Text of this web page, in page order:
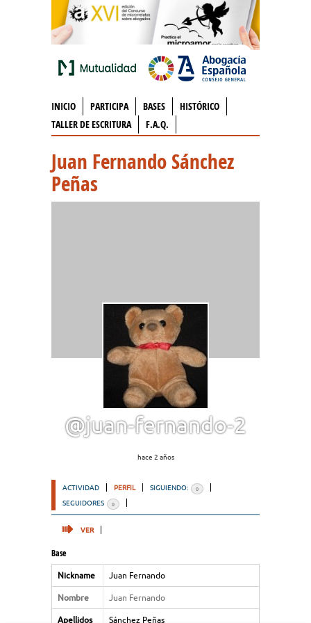
INICIO PARTICIPA BASES
HISTÓRICO
TALLER DE ESCRITURA
F.A.Q.
Juan Fernando Sánchez
Peñas
@juan-fernando-2
hace 2 años
ACTIVIDAD PERFIL SIGUIENDO: 0
SEGUIDORES 0
VER
Base
Nickname Juan Fernando
Nombre Juan Fernando
Apellidos Sánchez Peñas